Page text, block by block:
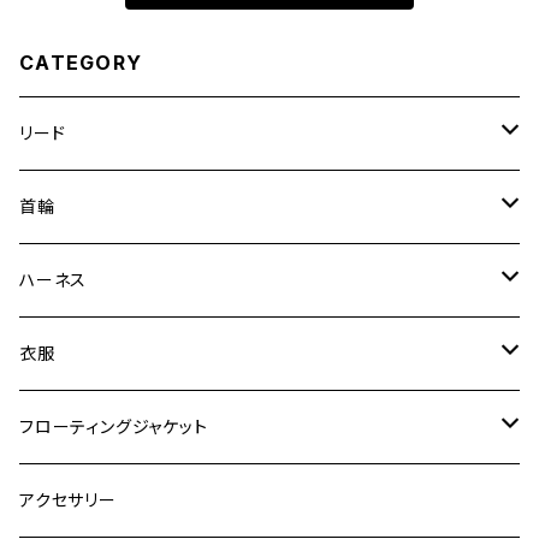
CATEGORY
リード
エッセンシャル
ゼロショック
ロードランナー
ヴァリオ
デニム＆コーデュロイ
首輪
エッセンシャル
ネオカラー
ダブルロックカラー
デニム＆コーデュロイ
ハーネス
エッセンシャル
ハーネス
クイックハーネス
衣服
ラッシュガード
フローティングジャケット
DFDブースト
アクセサリー